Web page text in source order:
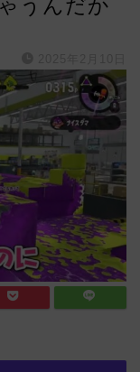
うんだか